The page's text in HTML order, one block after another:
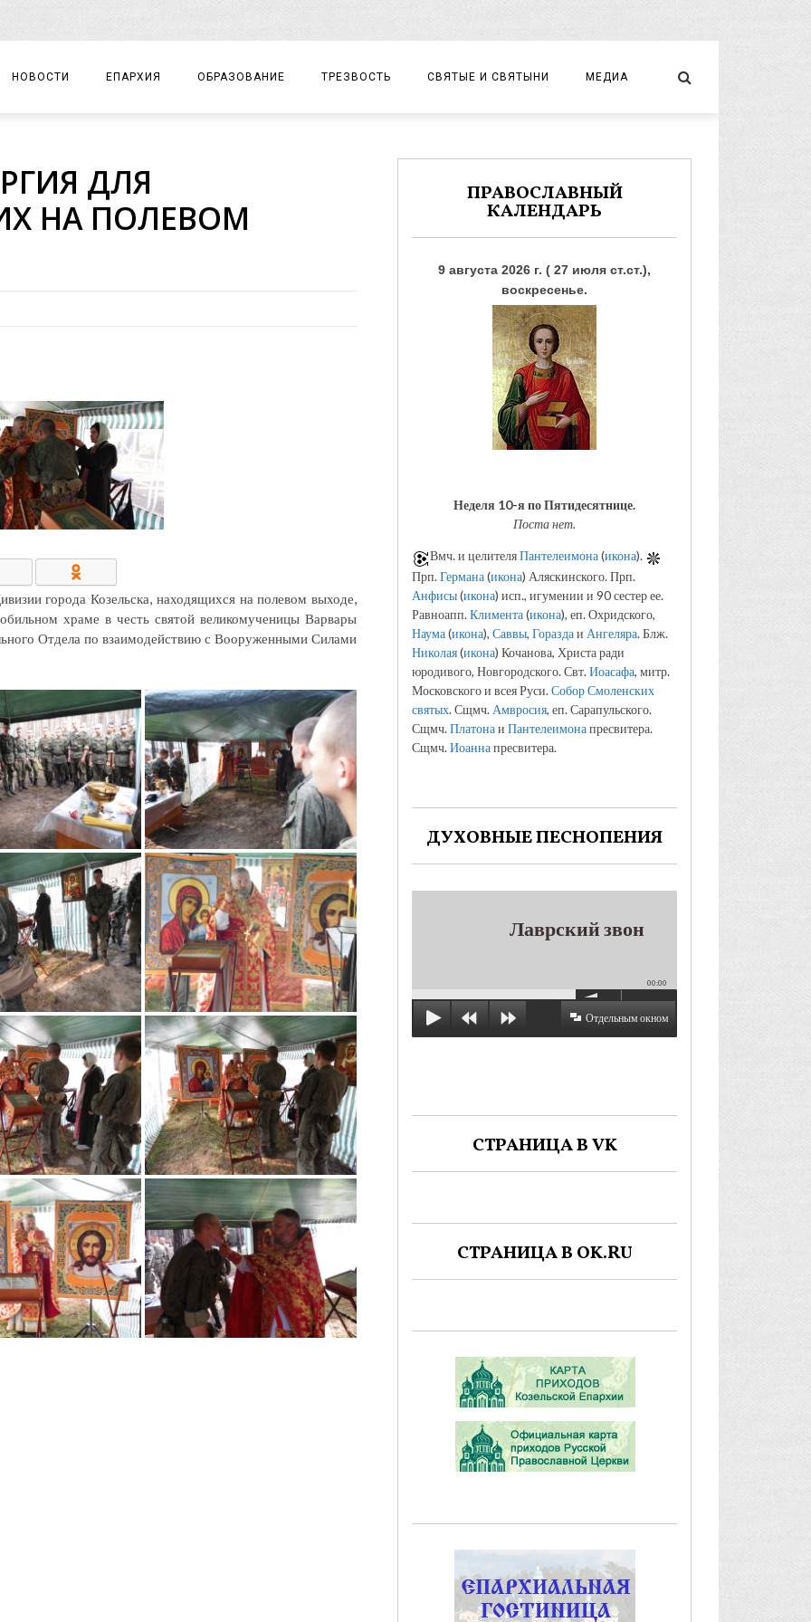
НОВОСТИ ЕПАРХИЯ
ЕПАРХИАЛЬНОЕ УПРАВЛЕНИЕ
ДОКУМЕНТЫ
ДУХОВЕНСТВО
БЛАГОЧИНИЯ
МАТЕРИАЛЫ
КОНТАКТЫ/РЕКВИЗИТЫ
ОБРАЗОВАНИЕ
ДЕТСКИЙ ТУРИЗМ
ТРЕЗВОСТЬ СВЯТЫЕ И СВЯТЫНИ МЕДИА
ФОТО
ДЛЯ
НА ПОЛЕВОМ
города Козельска, находящихся на полевом выходе,
храме в честь святой великомученицы Варвары
Отдела по взаимодействию с Вооруженными Силами
ПРАВОСЛАВНЫЙ
КАЛЕНДАРЬ
9 августа 2026 г. ( 27 июля ст.ст.),
воскресенье.
Неделя 10-я по Пятидесятнице.
Поста нет.
Вмч. и целителяПантелеимона(икона).
Прп.Германа(икона) Аляскинского. Прп.
Анфисы(икона) исп., игумении и 90 сестер ее.
Равноапп.Климента(икона), еп. Охридского,
Наума(икона), Саввы, Гораздаи Ангеляра. Блж.
Николая(икона) Кочанова, Христа ради
юродивого, Новгородского. Свт.Иоасафа, митр.
Московского и всея Руси.Собор Смоленских
святых. Сщмч. Амвросия, еп. Сарапульского.
Сщмч.Платонаи Пантелеимонапресвитера.
Сщмч.Иоаннапресвитера.
ДУХОВНЫЕ ПЕСНОПЕНИЯ
Лаврский звон
00:00
Отдельным окном
СТРАНИЦА В VK
СТРАНИЦА В OK.RU